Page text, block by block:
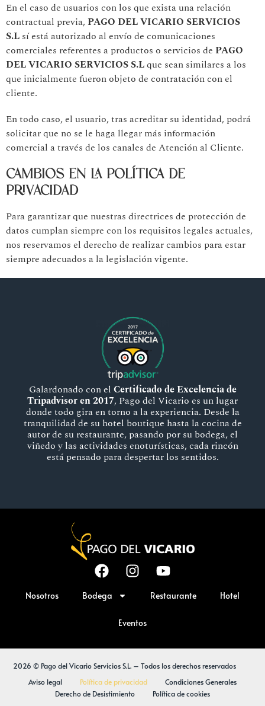
En el caso de usuarios con los que exista una relación
contractual previa, PAGO DEL VICARIO SERVICIOS
S.L sí está autorizado al envío de comunicaciones
comerciales referentes a productos o servicios de PAGO
DEL VICARIO SERVICIOS S.Lque sean similares a los
que inicialmente fueron objeto de contratación con el
cliente.
En todo caso, el usuario, tras acreditar su identidad, podrá
solicitar que no se le haga llegar más información
comercial a través de los canales de Atención al Cliente.
CAMBIOS EN LA POLÍTICA DE
PRIVACIDAD
Para garantizar que nuestras directrices de protección de
datos cumplan siempre con los requisitos legales actuales,
nos reservamos el derecho de realizar cambios para estar
siempre adecuados a la legislación vigente.
Galardonado con el Certificado de Excelencia de
Tripadvisor en 2017, Pago del Vicario es un lugar
donde todo gira en torno a la experiencia. Desde la
tranquilidad de su hotel boutique hasta la cocina de
autor de su restaurante, pasando por su bodega, el
viñedo y las actividades enoturísticas, cada rincón
está pensado para despertar los sentidos.
Nosotros Bodega Restaurante Hotel
Eventos
2026 © Pago del Vicario Servicios S.L. – Todos los derechos reservados
Aviso legal
Política de privacidad
Condiciones Generales
Derecho de Desistimiento
Política de cookies